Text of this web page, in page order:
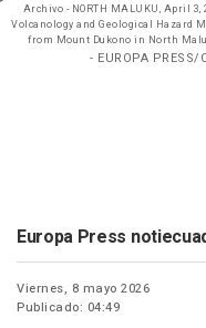
Archivo - NORTH MALUKU, April 3, 2026 -- This photo provided by Indonesia's
Volcanology and Geological Hazard
from Mount Dukono in North
- EUROPA PRESS/
Europa Press
Viernes, 8 mayo 2026
Publicado: 04:49